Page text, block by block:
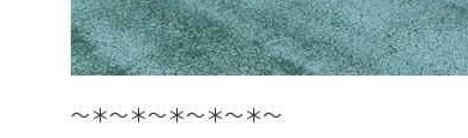
～＊～＊～＊～＊～＊～